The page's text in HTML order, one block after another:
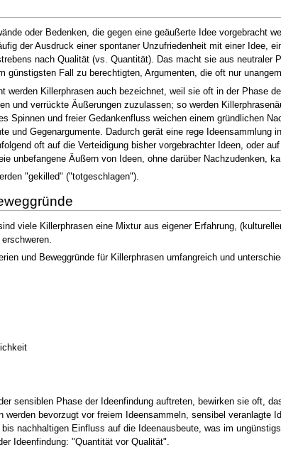
oder Bedenken, die gegen eine geäußerte Idee vorgebracht
der Ausdruck einer spontaner Unzufriedenheit mit einer Idee,
nach Qualität (vs. Quantität). Das macht sie aus neutraler
günstigsten Fall zu berechtigten, Argumenten, die oft nur
werden Killerphrasen auch bezeichnet, weil sie oft in der Phase
und verrückte Äußerungen zuzulassen; so werden
Spinnen und freier Gedankenfluss weichen einem gründlichen
und Gegenargumente. Dadurch gerät eine rege
oft auf die Verteidigung bisher vorgebrachter Ideen, oder
unbefangene Äußern von Ideen, ohne darüber Nachzudenken,
"gekilled" ("totgeschlagen").
viele Killerphrasen eine Mixtur aus eigener Erfahrung,
und Beweggründe für Killerphrasen umfangreich und
sensiblen Phase der Ideenfindung auftreten, bewirken sie oft,
werden bevorzugt vor freiem Ideensammeln, sensibel
nachhaltigen Einfluss auf die Ideenausbeute, was im
Ideenfindung: "Quantität vor Qualität".